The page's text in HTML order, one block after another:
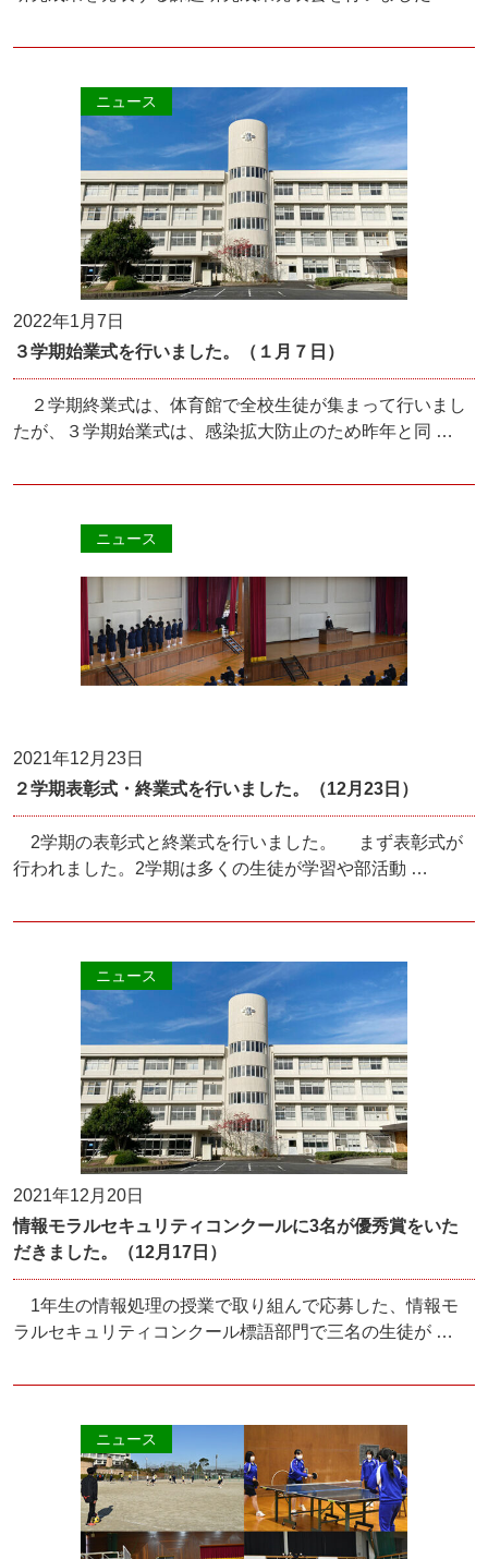
ニュース
2022年1月7日
３学期始業式を行いました。（１月７日）
２学期終業式は、体育館で全校生徒が集まって行いまし
たが、３学期始業式は、感染拡大防止のため昨年と同 …
ニュース
2021年12月23日
２学期表彰式・終業式を行いました。（12月23日）
2学期の表彰式と終業式を行いました。 まず表彰式が
行われました。2学期は多くの生徒が学習や部活動 …
ニュース
2021年12月20日
情報モラルセキュリティコンクールに3名が優秀賞をいた
だきました。（12月17日）
1年生の情報処理の授業で取り組んで応募した、情報モ
ラルセキュリティコンクール標語部門で三名の生徒が …
ニュース